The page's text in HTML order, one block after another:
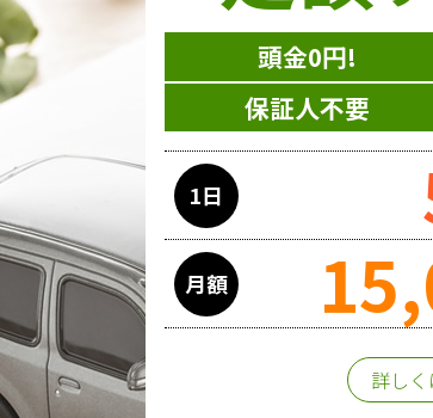
個人情報の収集
当ホームページはサ
ス提供過程で、氏名、
委託先の管理･監
利用目的の遂行のため
個人情報は、ご本人
頭金0円!
保証人不要
1日
月額
詳し